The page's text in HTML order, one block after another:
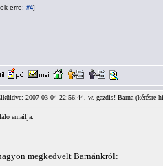
erre: #4]
2007-03-04 22:56:44, w. gazdis! Barna (kérésre
emailja:
megkedvelt Barnánkról: